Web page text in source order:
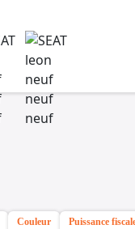
Couleur Puissance